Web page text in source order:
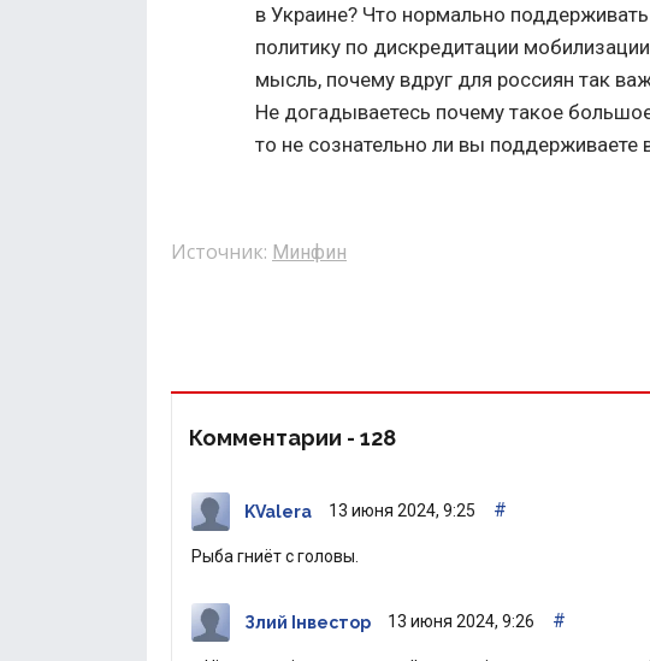
в Украине? Что нормально
политику по дискредитации
мысль, почему вдруг для россиян так
Не догадываетесь почему такое
то не сознательно ли вы поддерживаете
Источник: Минфин
Комментарии - 128
KValera 13 июня 2024, 9:25 #
Рыба гниёт с головы.
Злий Інвестор 13 июня 2024, 9:26 #